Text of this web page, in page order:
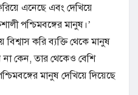
এনেছে এবং দেখিয়ে
পশ্চিমবঙ্গের মানুষ।’
করি ব্যক্তি থেকে মানুষ
কেন, তার থেকেও বেশি
মানুষ দেখিয়ে দিয়েছে